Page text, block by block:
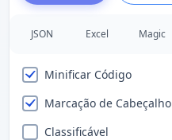
JSON Excel Magic
Minificar Código
Marcação de Cabeçalho
Classificável